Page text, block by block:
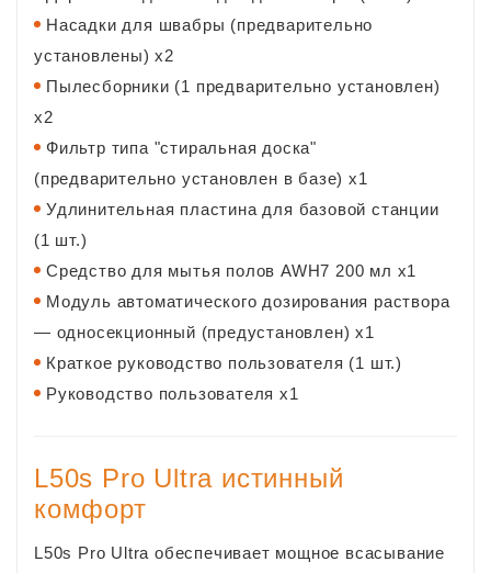
Насадки для швабры (предварительно
установлены) x2
Пылесборники (1 предварительно установлен)
x2
Фильтр типа "стиральная доска"
(предварительно установлен в базе) x1
Удлинительная пластина для базовой станции
(1 шт.)
Средство для мытья полов AWH7 200 мл x1
Модуль автоматического дозирования раствора
— односекционный (предустановлен) x1
Краткое руководство пользователя (1 шт.)
Руководство пользователя x1
L50s Pro Ultra истинный
комфорт
L50s Pro Ultra обеспечивает мощное всасывание